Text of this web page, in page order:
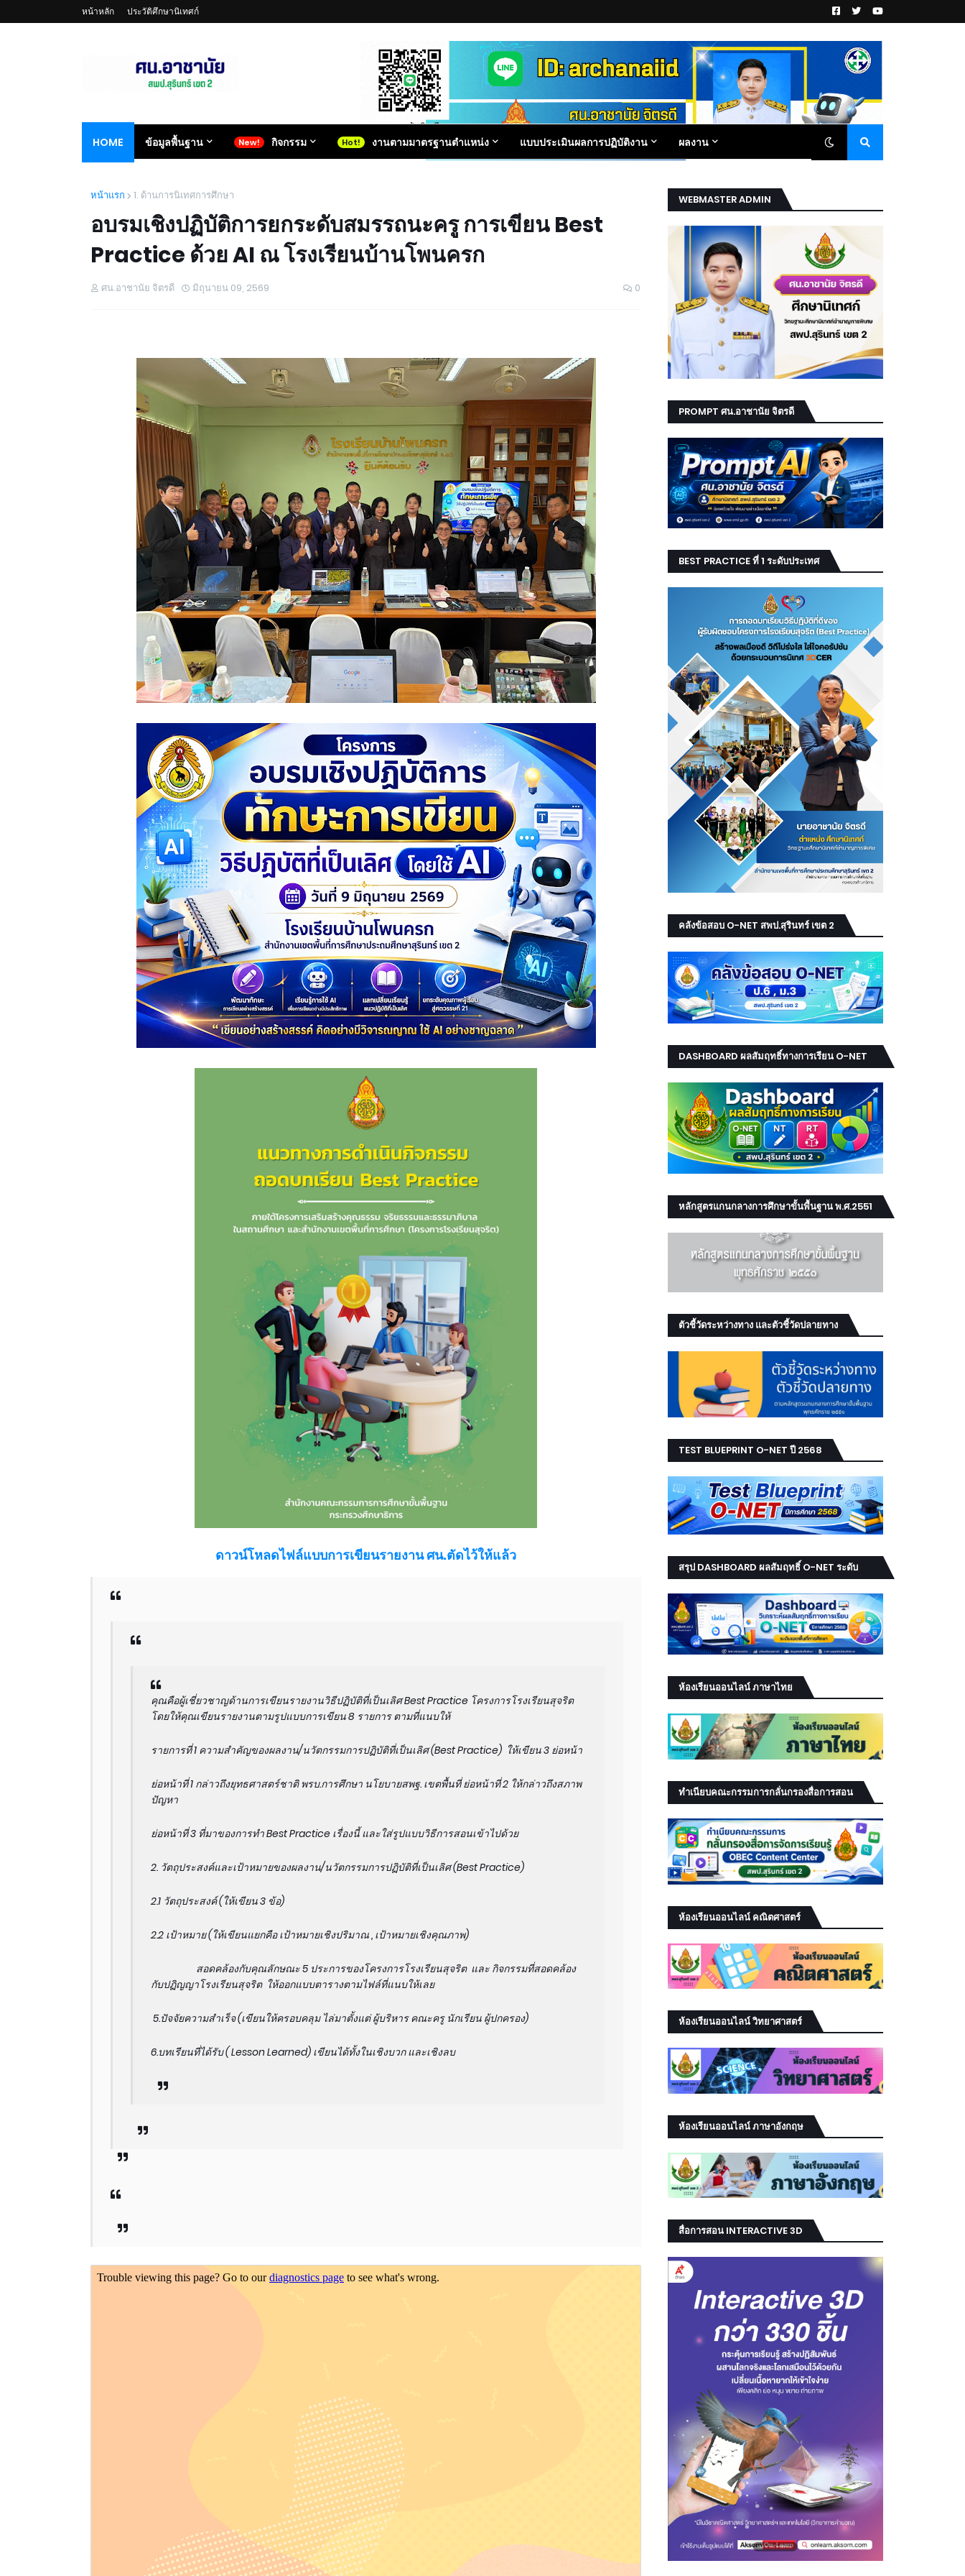
หน้าหลัก ประวัติศึกษานิเทศก์
HOME ข้อมูลพื้นฐาน กิจกรรม งานตามมาตรฐานตำแหน่ง แบบประเมินผลการปฏิบัติงาน ผลงาน
หน้าแรก 1. ด้านการนิเทศการศึกษา
อบรมเชิงปฏิบัติการยกระดับสมรรถนะครู การเขียน Best
Practice ด้วย AI ณ โรงเรียนบ้านโพนครก
ศน.อาชานัย จิตรดี มิถุนายน 09, 2569 0
ดาวน์โหลดไฟล์แบบการเขียนรายงาน ศน.ตัดไว้ให้แล้ว
คุณคือผู้เชี่ยวชาญด้านการเขียนรายงานวิธีปฏิบัติที่เป็นเลิศ Best Practice โครงการโรงเรียนสุจริต
โดยให้คุณเขียนรายงานตามรูปแบบการเขียน 8 รายการ ตามที่แนบให้
รายการที่ 1 ความสำคัญของผลงาน/นวัตกรรมการปฏิบัติที่เป็นเลิศ (Best Practice) ให้เขียน 3 ย่อหน้า
ย่อหน้าที่ 1 กล่าวถึงยุทธศาสตร์ชาติ พรบ.การศึกษา นโยบายสพฐ. เขตพื้นที่ ย่อหน้าที่ 2 ให้กล่าวถึงสภาพ
ปัญหา
ย่อหน้าที่ 3 ที่มาของการทำ Best Practice เรื่องนี้ และใส่รูปแบบวิธีการสอนเข้าไปด้วย
2. วัตถุประสงค์และเป้าหมายของผลงาน/นวัตกรรมการปฏิบัติที่เป็นเลิศ (Best Practice)
2.1 วัตถุประสงค์ (ให้เขียน 3 ข้อ)
2.2 เป้าหมาย (ให้เขียนแยกคือ เป้าหมายเชิงปริมาณ , เป้าหมายเชิงคุณภาพ)
สอดคล้องกับคุณลักษณะ 5 ประการของโครงการโรงเรียนสุจริต และ กิจกรรมที่สอดคล้อง
กับปฏิญญาโรงเรียนสุจริต ให้ออกแบบตารางตามไฟล์ที่แนบให้เลย
5.ปัจจัยความสำเร็จ (เขียนให้ครอบคลุม ไล่มาตั้งแต่ ผู้บริหาร คณะครู นักเรียน ผู้ปกครอง)
6.บทเรียนที่ได้รับ ( Lesson Learned) เขียนได้ทั้งในเชิงบวก และเชิงลบ
WEBMASTER ADMIN
PROMPT ศน.อาชานัย จิตรดี
BEST PRACTICE ที่ 1 ระดับประเทศ
คลังข้อสอบ O-NET สพป.สุรินทร์ เขต 2
DASHBOARD ผลสัมฤทธิ์ทางการเรียน O-NET
หลักสูตรแกนกลางการศึกษาขั้นพื้นฐาน พ.ศ.2551
ตัวชี้วัดระหว่างทาง และตัวชี้วัดปลายทาง
TEST BLUEPRINT O-NET ปี 2568
สรุป DASHBOARD ผลสัมฤทธิ์ O-NET ระดับ
เขต
ห้องเรียนออนไลน์ ภาษาไทย
ทำเนียบคณะกรรมการกลั่นกรองสื่อการสอน
ห้องเรียนออนไลน์ คณิตศาสตร์
ห้องเรียนออนไลน์ วิทยาศาสตร์
ห้องเรียนออนไลน์ ภาษาอังกฤษ
สื่อการสอน INTERACTIVE 3D